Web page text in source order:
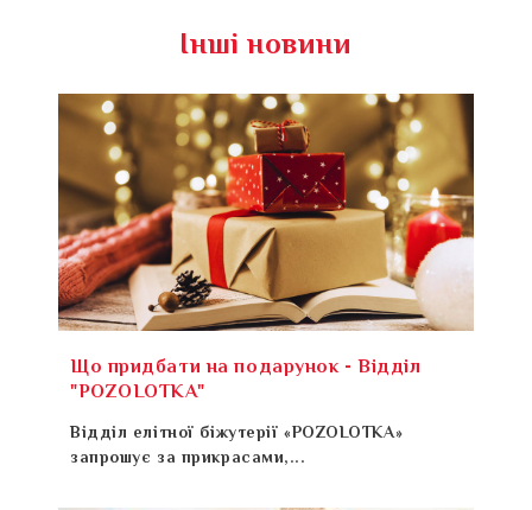
Інші новини
Що придбати на подарунок - Відділ
"POZOLOTKA"
Відділ елітної біжутерії «POZOLOTKA»
запрошує за прикрасами,...